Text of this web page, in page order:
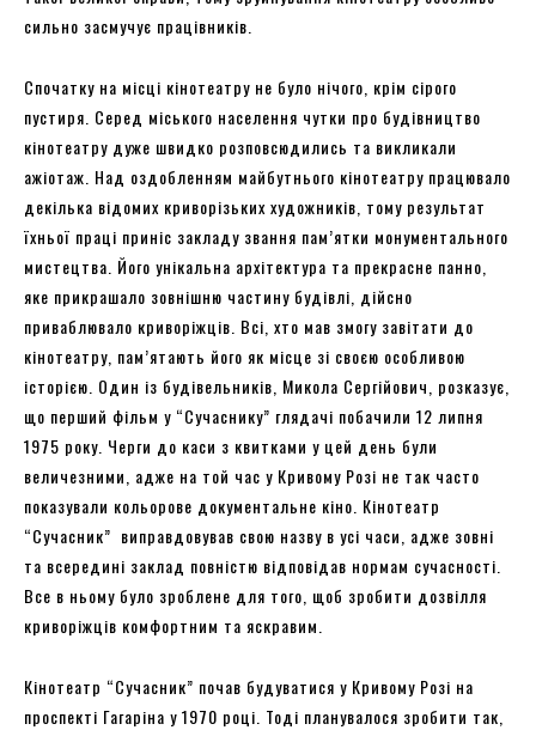
сильно засмучує працівників.
Спочатку на місці кінотеатру не було нічого, крім сірого
пустиря. Серед міського населення чутки про будівництво
кінотеатру дуже швидко розповсюдились та викликали
ажіотаж. Над оздобленням майбутнього кінотеатру працювало
декілька відомих криворізьких художників, тому результат
їхньої праці приніс закладу звання пам’ятки монументального
мистецтва. Його унікальна архітектура та прекрасне панно,
яке прикрашало зовнішню частину будівлі, дійсно
приваблювало криворіжців. Всі, хто мав змогу завітати до
кінотеатру, пам’ятають його як місце зі своєю особливою
історією. Один із будівельників, Микола Сергійович, розказує,
що перший фільм у “Сучаснику” глядачі побачили 12 липня
1975 року. Черги до каси з квитками у цей день були
величезними, адже на той час у Кривому Розі не так часто
показували кольорове документальне кіно. Кінотеатр
“Сучасник” виправдовував свою назву в усі часи, адже зовні
та всередині заклад повністю відповідав нормам сучасності.
Все в ньому було зроблене для того, щоб зробити дозвілля
криворіжців комфортним та яскравим.
Кінотеатр “Сучасник” почав будуватися у Кривому Розі на
проспекті Гагаріна у 1970 році. Тоді планувалося зробити так,